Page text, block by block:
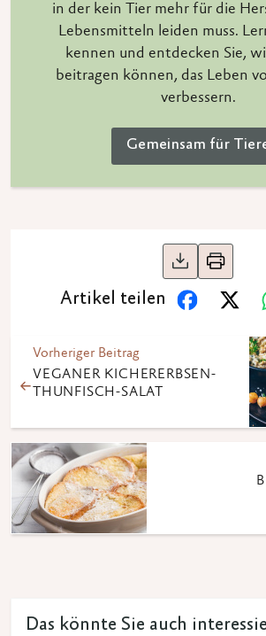
in der kein Tier mehr für die
Lebensmitteln leiden muss.
kennen und entdecken Sie,
beitragen können, das Leben
verbessern.
Gemeinsam für
Artikel teilen
Vorheriger Beitrag
VEGANER KICHERERBSEN-
THUNFISCH-SALAT
Das könnte Sie auch